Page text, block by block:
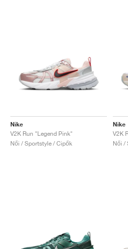
Nike
V2K Run "Legend Pink"
Női / Sportstyle / Cipők
Nike
V2K
Női /